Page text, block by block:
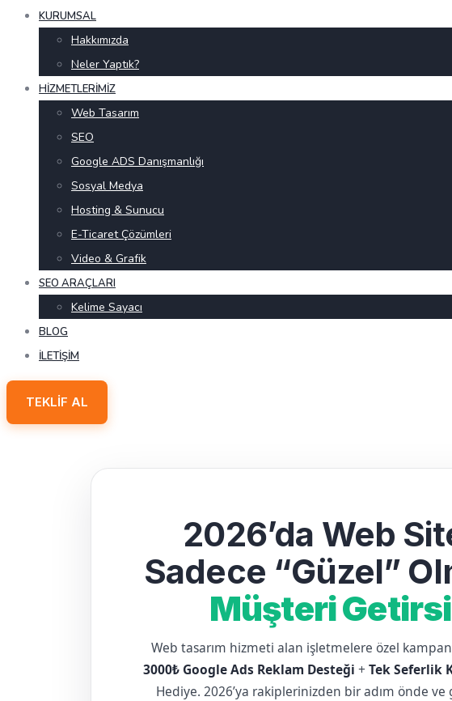
KURUMSAL
Hakkımızda
Neler Yaptık?
HIZMETLERIMIZ
Web Tasarım
SEO
Google ADS Danışmanlığı
Sosyal Medya
Hosting & Sunucu
E-Ticaret Çözümleri
Video & Grafik
SEO ARAÇLARI
Kelime Sayacı
BLOG
İLETIŞIM
TEKLIF AL
2026’da Web
Sadece “Güzel”
Müşteri
Web tasarım hizmeti alan işletmelere özel
3000₺ Google Ads Reklam Desteği +Tek Seferlik
Hediye. 2026’ya rakiplerinizden bir adım önde